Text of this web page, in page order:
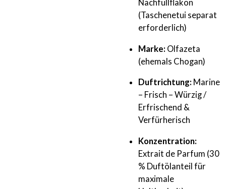
Nachfüllflakon
(Taschenetui separat
erforderlich)
Marke: Olfazeta
(ehemals Chogan)
Duftrichtung: Marine
– Frisch – Würzig /
Erfrischend &
Verfürherisch
Konzentration:
Extrait de Parfum (30
% Duftölanteil für
maximale